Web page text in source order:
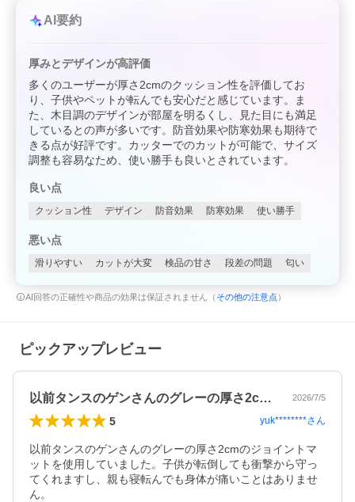
AI要約
厚みとデザインが高評価
多くのユーザーが厚さ2cmのクッション性を評価してお
り、子供やペットが転んでも安心だと感じています。ま
た、木目調のデザインが部屋を明るくし、見た目にも満足
しているとの声が多いです。防音効果や防寒効果も期待で
きる点が好評です。カッターでのカットが可能で、サイズ
調整も容易なため、使い勝手も良いとされています。
良い点
クッション性 デザイン 防音効果 防寒効果 使い勝手
悪い点
滑りやすい カットが大変 検品の甘さ 段差の問題 匂い
AI回答の正確性や商品の効果は保証されません（ その他の注意点 ）
ピックアップレビュー
以前タンスのゲンさんのグレーの厚さ2c… 2026/7/5
5 yuk********さん
以前タンスのゲンさんのグレーの厚さ2cmのジョイントマ
ットを使用していました。子供が転倒しても衝撃から守っ
てくれますし、親も寝転んでも身体が痛いことはありませ
ん。